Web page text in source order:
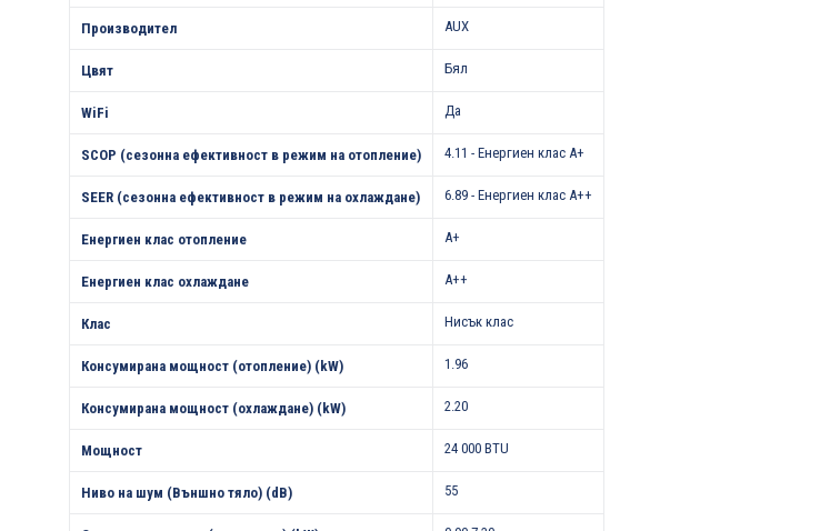
Производител AUX
Цвят Бял
WiFi Да
SCOP (сезонна ефективност в режим на отопление) 4.11 - Енергиен клас А+
SEER (сезонна ефективност в режим на охлаждане) 6.89 - Енергиен клас А++
Енергиен клас отопление A+
Енергиен клас охлаждане A++
Клас Нисък клас
Консумирана мощност (отопление) (kW) 1.96
Консумирана мощност (охлаждане) (kW) 2.20
Мощност 24 000 BTU
Ниво на шум (Външно тяло) (dB) 55